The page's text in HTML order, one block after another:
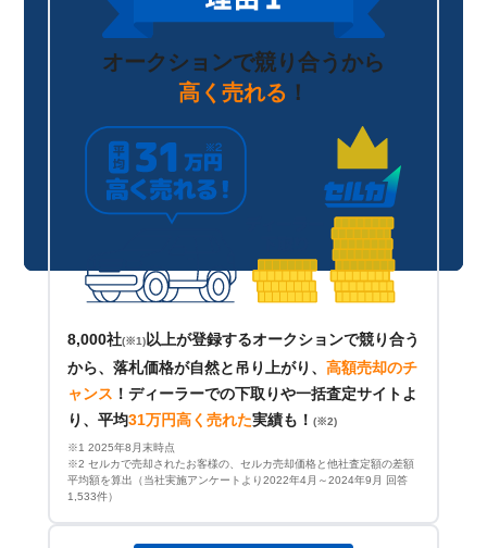
オークションで競り合うから
高く売れる ！
8,000社(※1) 以上が登録するオークションで競り合う
から、落札価格が自然と吊り上がり、 高額売却のチ
ャンス ！ ディーラーでの下取りや一括査定サイトよ
り、平均31万円高く売れた実績も！ (※2)
※1 2025年8月末時点
※2 セルカで売却されたお客様の、セルカ売却価格と他社査定額の差額
平均額を算出（当社実施アンケートより2022年4月～2024年9月 回答
1,533件）